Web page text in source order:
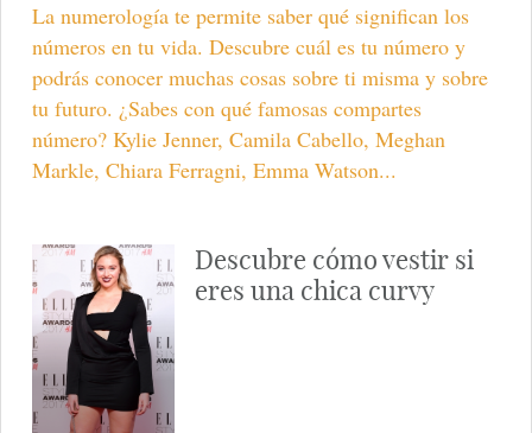
La numerología te permite saber qué significan los
números en tu vida. Descubre cuál es tu número y
podrás conocer muchas cosas sobre ti misma y sobre
tu futuro. ¿Sabes con qué famosas compartes
número? Kylie Jenner, Camila Cabello, Meghan
Markle, Chiara Ferragni, Emma Watson...
Descubre cómo vestir si
eres una chica curvy